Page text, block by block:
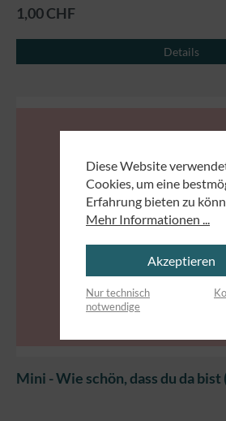
1,00 CHF
Details
Mini - Wie schön, dass du da bist
Diese Website
Cookies, um eine
Erfahrung bieten zu
Mehr Informationen ...
Akzeptieren
Nur technisch
notwendige